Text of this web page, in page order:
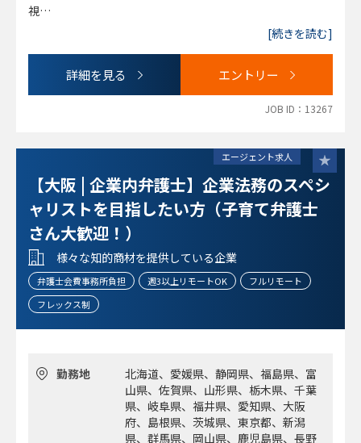
☆個人受任：事務所事件にしっかり対応しながら、個人受任
をしていてだいても構いません。個人事件をやっている弁護
士もいればやっていない方もいます。
☆働き方：裁量労働制 個々人の采配によってハンドリング
でき、ワークライフバランスも取れる就業環境。弁護士は9
務にも対応をできる方。
●お客様に誠意をもって向き合うことのできる方。対人能力
を備えた方、所内外の折衝により、お客様からの信頼を得る
ことができる方、ワークライフバランスを重視されている方
☆【歓迎】ワークライフバランス重視の方
視
●趣味や自己研鑽、プライベートの時間も大切にしていただ
●法律事務所では珍しい社宅制度など、福利厚生も充実。労
働時間等もバランス良く執務可能
[続きを読む]
詳細を見る エントリー
JOB ID：13267
エージェント求人
【大阪 | 企業内弁護士】企業法務のスペシ
ャリストを目指したい方（子育て弁護士
さん大歓迎！）
様々な知的商材を提供している企業
弁護士会費事務所負担 週3以上リモートOK
フルリモート
フレックス制
勤務地
北海道、愛媛県、静岡県、福島県、富
山県、佐賀県、山形県、栃木県、千葉
県、岐阜県、福井県、愛知県、大阪
府、島根県、茨城県、東京都、新潟
県、群馬県、岡山県、鹿児島県、長野